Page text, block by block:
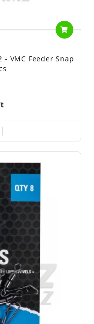
- VMC Feeder Snap